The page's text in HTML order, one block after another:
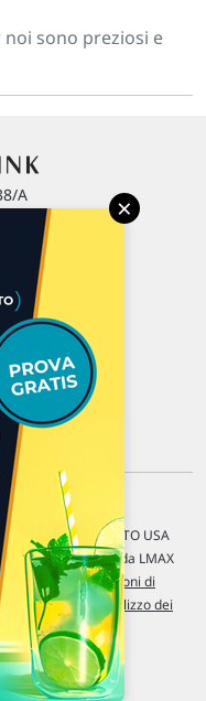
sono preziosi e
A
15 min. / MERCATO USA
Quotazioni fornite da LMAX
nostre Condizioni di
privacye dell' Utilizzo dei
×